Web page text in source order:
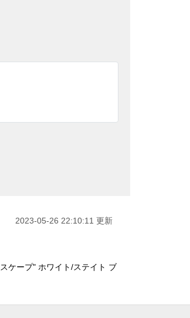
2023-05-26 22:10:11 更新
ケープ" ホワイト/ステイト ブ